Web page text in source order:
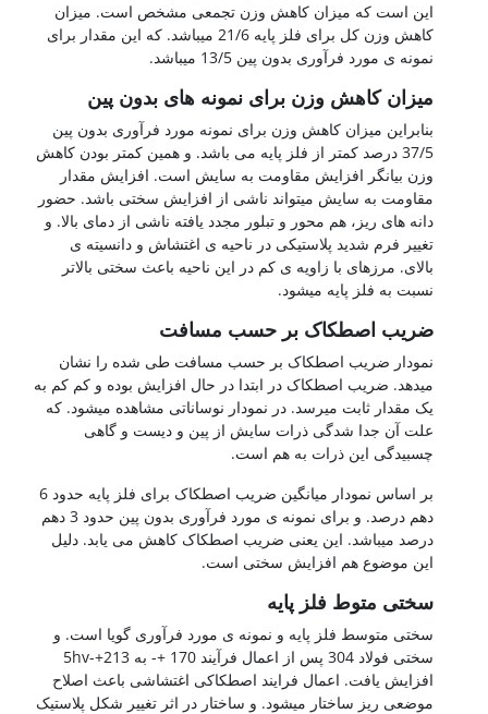
این است که میزان کاهش وزن تجمعی مشخص است. میزان
کاهش وزن کل برای فلز پایه 21/6 میباشد. که این مقدار برای
نمونه ی مورد فرآوری بدون پین 13/5 میباشد.
میزان کاهش وزن برای نمونه های بدون پین
بنابراین میزان کاهش وزن برای نمونه مورد فرآوری بدون پین
37/5 درصد کمتر از فلز پایه می باشد. و همین کمتر بودن کاهش
وزن بیانگر افزایش مقاومت به سایش است. افزایش مقدار
مقاومت به سایش میتواند ناشی از افزایش سختی باشد. حضور
دانه های ریز، هم محور و تبلور مجدد یافته ناشی از دمای بالا. و
تغییر فرم شدید پلاستیکی در ناحیه ی اغتشاش و دانسیته ی
بالای. مرزهای با زاویه ی کم در این ناحیه باعث سختی بالاتر
نسبت به فلز پایه میشود.
ضریب اصطکاک بر حسب مسافت
نمودار ضریب اصطکاک بر حسب مسافت طی شده را نشان
میدهد. ضریب اصطکاک در ابتدا در حال افزایش بوده و کم کم به
یک مقدار ثابت میرسد. در نمودار نوساناتی مشاهده میشود. که
علت آن جدا شدگی ذرات سایش از پین و دیست و گاهی
چسبیدگی این ذرات به هم است.
بر اساس نمودار میانگین ضریب اصطکاک برای فلز پایه حدود 6
دهم درصد. و برای نمونه ی مورد فرآوری بدون پین حدود 3 دهم
درصد میباشد. این یعنی ضریب اصطکاک کاهش می یابد. دلیل
این موضوع هم افزایش سختی است.
سختی متوط فلز پایه
سختی متوسط فلز پایه و نمونه ی مورد فرآوری گویا است. و
سختی فولاد 304 پس از اعمال فرآیند 170 +- به 213+-5hv
افزایش یافت. اعمال فرایند اصطکاکی اغتشاشی باعث اصلاح
موضعی ریز ساختار میشود. و ساختار در اثر تغییر شکل پلاستیک